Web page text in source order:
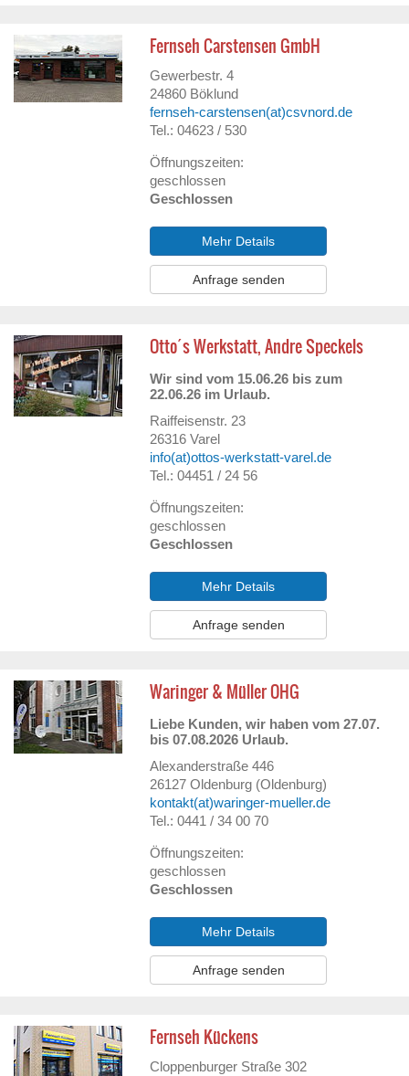
Fernseh Carstensen GmbH
Gewerbestr. 4
24860 Böklund
fernseh-carstensen(at)csvnord.de
Tel.: 04623 / 530
Öffnungszeiten:
geschlossen
Geschlossen
Mehr Details
Anfrage senden
Otto´s Werkstatt, Andre Speckels
Wir sind vom 15.06.26 bis zum
22.06.26 im Urlaub.
Raiffeisenstr. 23
26316 Varel
info(at)ottos-werkstatt-varel.de
Tel.: 04451 / 24 56
Öffnungszeiten:
geschlossen
Geschlossen
Mehr Details
Anfrage senden
Waringer & Müller OHG
Liebe Kunden, wir haben vom 27.07.
bis 07.08.2026 Urlaub.
Alexanderstraße 446
26127 Oldenburg (Oldenburg)
kontakt(at)waringer-mueller.de
Tel.: 0441 / 34 00 70
Öffnungszeiten:
geschlossen
Geschlossen
Mehr Details
Anfrage senden
Fernseh Kückens
Cloppenburger Straße 302